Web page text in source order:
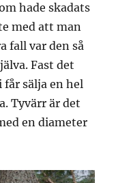
hade skadats
med att man
fall var den så
Fast det
sälja en hel
Tyvärr är det
en diameter